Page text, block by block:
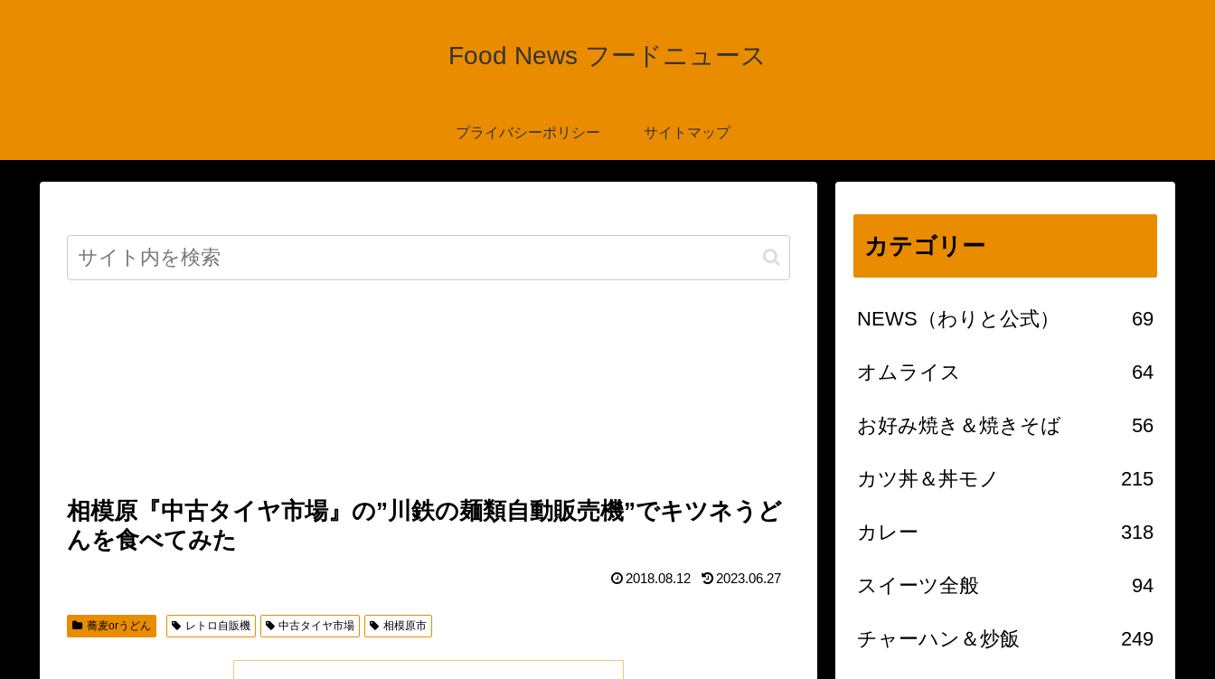
Food News フードニュース
プライバシーポリシー サイトマップ
相模原『中古タイヤ市場』の”川鉄の麺類自動販売機”でキツネうど
んを食べてみた
2018.08.12 2023.06.27
蕎麦orうどん レトロ自販機 中古タイヤ市場 相模原市
カテゴリー
NEWS（わりと公式） 69
オムライス 64
お好み焼き＆焼きそば 56
カツ丼＆丼モノ 215
カレー 318
スイーツ全般 94
チャーハン＆炒飯 249